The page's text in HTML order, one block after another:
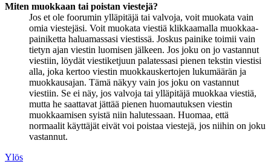
Miten muokkaan tai poistan viestejä?
Jos et ole foorumin ylläpitäjä tai valvoja, voit muokata vain
omia viestejäsi. Voit muokata viestiä klikkaamalla muokkaa-
painiketta haluamassasi viestissä. Joskus painike toimii vain
tietyn ajan viestin luomisen jälkeen. Jos joku on jo vastannut
viestiin, löydät viestiketjuun palatessasi pienen tekstin viestisi
alla, joka kertoo viestin muokkauskertojen lukumäärän ja
muokkausajan. Tämä näkyy vain jos joku on vastannut
viestiin. Se ei näy, jos valvoja tai ylläpitäjä muokkaa viestiä,
mutta he saattavat jättää pienen huomautuksen viestin
muokkaamisen syistä niin halutessaan. Huomaa, että
normaalit käyttäjät eivät voi poistaa viestejä, jos niihin on joku
vastannut.
Ylös